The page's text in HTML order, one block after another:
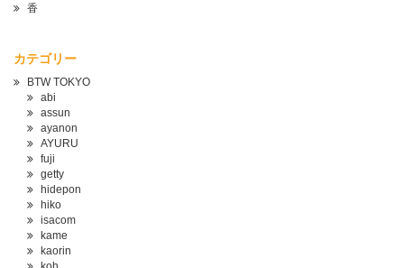
香
カテゴリー
BTW TOKYO
abi
assun
ayanon
AYURU
fuji
getty
hidepon
hiko
isacom
kame
kaorin